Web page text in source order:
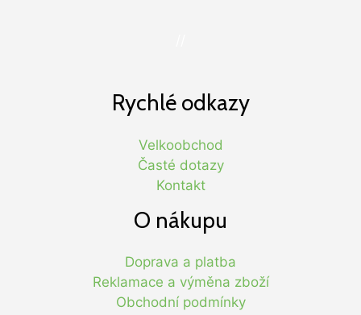
Rychlé odkazy
Velkoobchod
Časté dotazy
Kontakt
O nákupu
Doprava a platba
Reklamace a výměna zboží
Obchodní podmínky